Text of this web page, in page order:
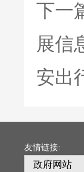
下一
展信
安出
友情链接: